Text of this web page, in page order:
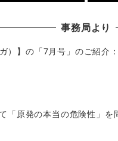
事務局より
）】の「7月号」のご紹介
「原発の本当の危険性」を